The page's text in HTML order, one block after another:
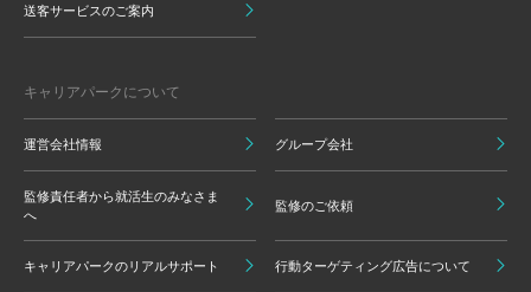
送客サービスのご案内
キャリアパークについて
運営会社情報 グループ会社
監修責任者から就活生のみなさま
へ
監修のご依頼
キャリアパークのリアルサポート 行動ターゲティング広告について